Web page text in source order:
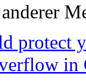
protect
in